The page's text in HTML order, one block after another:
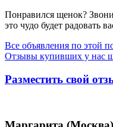
Понравился щенок?
это чудо будет радовать
Все объявления по этой
Отзывы купивших у нас
Разместить свой